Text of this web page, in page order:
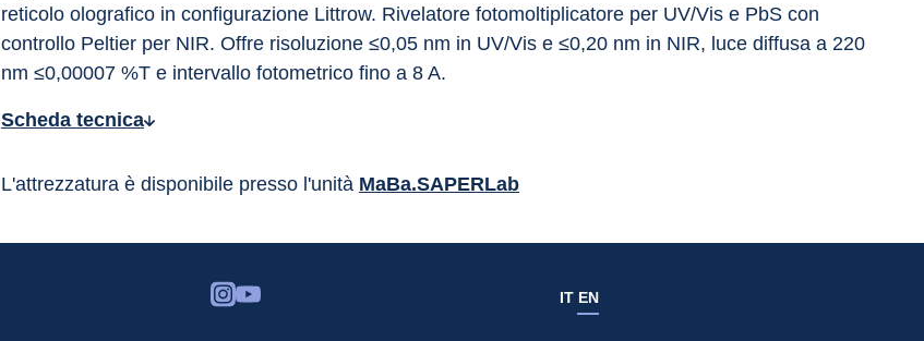
reticolo olografico in configurazione Littrow. Rivelatore fotomoltiplicatore per UV/Vis e PbS con
controllo Peltier per NIR. Offre risoluzione ≤0,05 nm in UV/Vis e ≤0,20 nm in NIR, luce diffusa a 220
nm ≤0,00007 %T e intervallo fotometrico fino a 8 A.
Scheda tecnica
L'attrezzatura è disponibile presso l'unità MaBa.SAPERLab
IT EN